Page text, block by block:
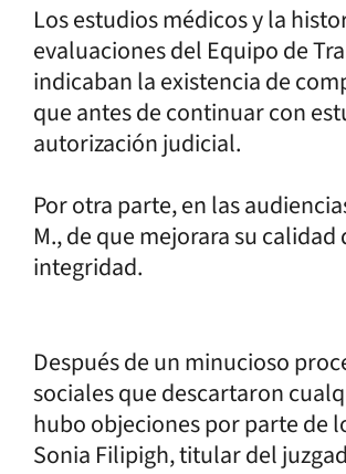
Los estudios médicos y la
evaluaciones del Equipo de
indicaban la existencia de
que antes de continuar con
autorización judicial.
Por otra parte, en las
M., de que mejorara su
integridad.
Después de un minucioso
sociales que descartaron
hubo objeciones por parte de
Sonia Filipigh, titular del